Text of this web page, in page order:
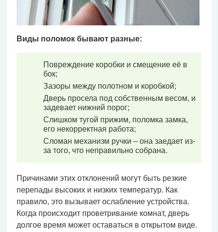
Виды поломок бывают разные:
Повреждение коробки и смещение её в
бок;
Зазоры между полотном и коробкой;
Дверь просела под собственным весом, и
задевает нижний порог;
Слишком тугой прижим, поломка замка,
его некорректная работа;
Сломан механизм ручки – она заедает из-
за того, что неправильно собрана.
Причинами этих отклонений могут быть резкие
перепады высоких и низких температур. Как
правило, это вызывает ослабление устройства.
Когда происходит проветривание комнат, дверь
долгое время может оставаться в открытом виде.